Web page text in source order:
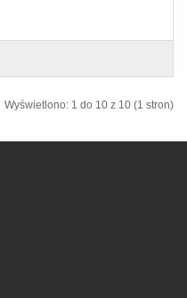
Wyświetlono: 1 do 10 z 10 (1 stron)